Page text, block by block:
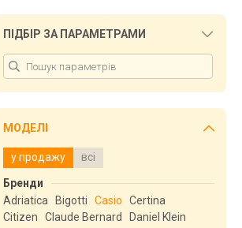
ПІДБІР ЗА ПАРАМЕТРАМИ
МОДЕЛІ
у продажу всі
Бренди
Adriatica
Bigotti Casio
Certina
Citizen
Claude Bernard
Daniel Klein